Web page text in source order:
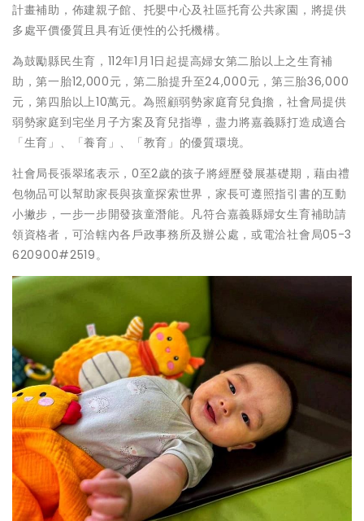
計畫補助，佈建親子館、托嬰中心及社區托育公共家園，將提供
多處平價優質且具有近便性的公托機構。
為鼓勵縣民生育，112年1月1日起提高婦女第二胎以上之生育補
助，第一胎12,000元，第二胎提升至24,000元，第三胎36,000
元，第四胎以上10萬元。為照顧弱勢家庭育兒負擔，社會局提供
弱勢家庭到宅坐月子方案及育兒指導，盡力將嘉義縣打造成適合
「生育」、「養育」、「教育」的優質環境。
社會局長張翠瑤表示，0至2歲的孩子將經歷發展基礎期，藉由禮
包物品可以幫助家長與孩童探索世界，家長可遵照指引書的互動
小撇步，一步一步開發孩童潛能。凡符合嘉義縣婦女生育補助請
領資格者，可洽轄內各戶政事務所及辦公處，或電洽社會局05-3
620900#2519。